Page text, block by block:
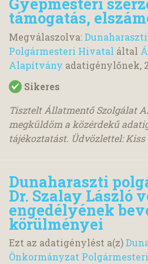
támogatás,
Megválaszolva:
Polgármesteri Hivatal által
Alapítvány adatigénylőnek,
Sikeres
Tisztelt Állatmentő Szolgálat
megküldöm a közérdekű
tájékoztatást. Üdvözlettel: Kiss
Dunaharaszti
Dr. Szalay László
engedélyének
körülményei
Ezt az adatigénylést a(z)
Önkormányzat